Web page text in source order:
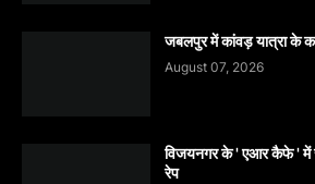
जबलपुर में कांवड़ यात्रा के
August 07, 2026
विजयनगर के ' एआर कैफे ' में
रेप